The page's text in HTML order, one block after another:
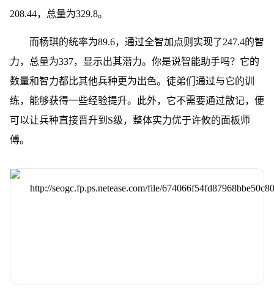
208.44，总量为329.8。
而杨琪的统率为89.6，通过全智加点则实现了247.4的智
力，总量为337，显示出其潜力。你是说智能助手吗？它的
数量和智力都比其他兵种更为出色。徒弟们通过与它的训
练，能够获得一些经验提升。此外，它不需要通过散记，便
可以让兵种直接晋升到S级，整体实力优于许攸的面板师
傅。